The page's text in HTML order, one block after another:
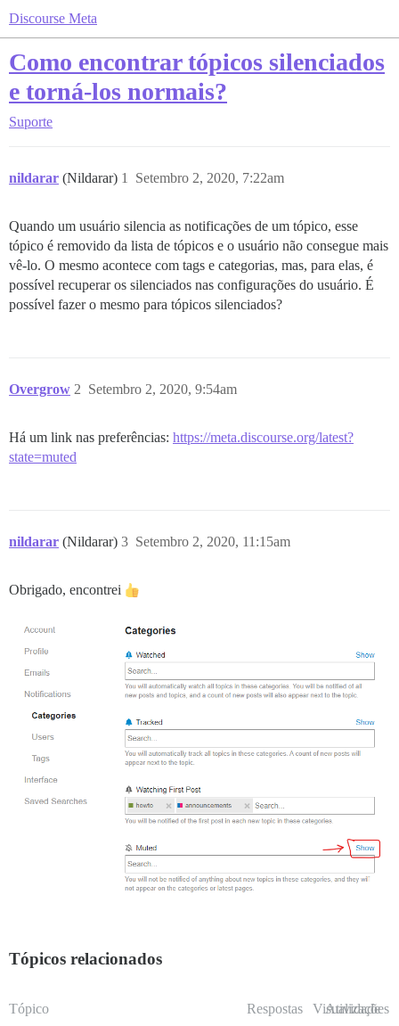
Discourse Meta
Como encontrar tópicos silenciados
e torná-los normais?
Suporte
nildarar (Nildarar) Setembro 2, 2020, 7:22am
1
Quando um usuário silencia as notificações de um tópico, esse
tópico é removido da lista de tópicos e o usuário não consegue mais
vê-lo. O mesmo acontece com tags e categorias, mas, para elas, é
possível recuperar os silenciados nas configurações do usuário. É
possível fazer o mesmo para tópicos silenciados?
Overgrow Setembro 2, 2020, 9:54am
2
Há um link nas preferências: https://meta.discourse.org/latest?
state=muted
nildarar (Nildarar) Setembro 2, 2020, 11:15am
3
Obrigado, encontrei
Tópicos relacionados
Tópico Respostas Visualizações
Atividade